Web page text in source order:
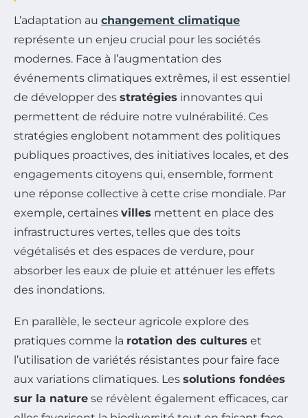
L’adaptation au changement climatique
représente un enjeu crucial pour les sociétés
modernes. Face à l’augmentation des
événements climatiques extrêmes, il est essentiel
de développer des stratégies innovantes qui
permettent de réduire notre vulnérabilité. Ces
stratégies englobent notamment des politiques
publiques proactives, des initiatives locales, et des
engagements citoyens qui, ensemble, forment
une réponse collective à cette crise mondiale. Par
exemple, certaines villes mettent en place des
infrastructures vertes, telles que des toits
végétalisés et des espaces de verdure, pour
absorber les eaux de pluie et atténuer les effets
des inondations.
En parallèle, le secteur agricole explore des
pratiques comme la rotation des cultures et
l’utilisation de variétés résistantes pour faire face
aux variations climatiques. Les solutions fondées
sur la nature se révèlent également efficaces, car